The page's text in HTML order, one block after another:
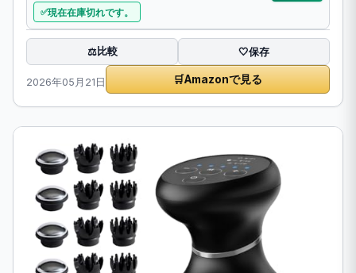
現在在庫切れです。
⚖️比較 🤍保存
2026年05月21日 🛒Amazonで見る